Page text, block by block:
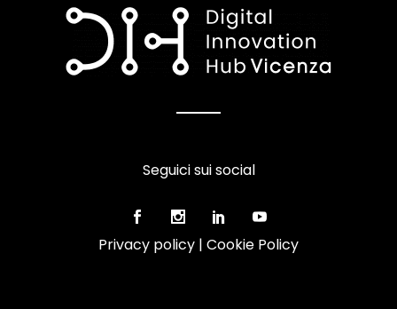
Seguici sui social
Privacy policy | Cookie Policy